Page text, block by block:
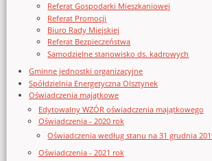
Referat Gospodarki Mieszkaniowej
Referat Promocji
Biuro Rady Miejskiej
Referat Bezpieczeństwa
Samodzielne stanowisko ds. kadrowych
Gminne jednostki organizacyjne
Spółdzielnia Energetyczna Olsztynek
Oświadczenia majątkowe
Edytowalny WZÓR oświadczenia majątkowego
Oświadczenia - 2020 rok
Oświadczenia według stanu na 31 grudnia
Oświadczenia - 2021 rok